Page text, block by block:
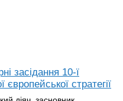
засідання 10-ї
європейської стратегії